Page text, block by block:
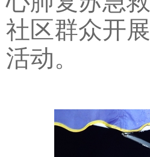
社区群众开
活动。